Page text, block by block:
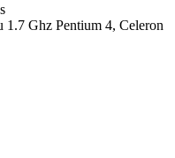
1.7 Ghz Pentium 4, Celeron